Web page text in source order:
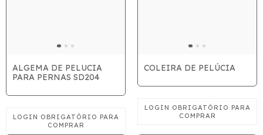
ALGEMA DE PELUCIA
PARA PERNAS SD204
COLEIRA DE PELÚCIA